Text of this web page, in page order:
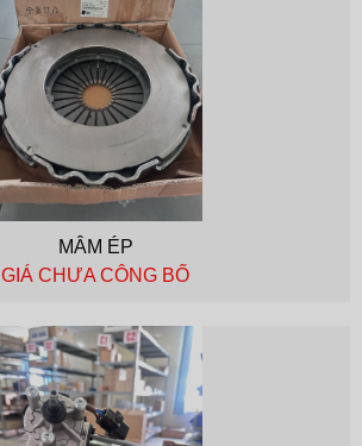
MÂM ÉP
GIÁ CHƯA CÔNG BỐ